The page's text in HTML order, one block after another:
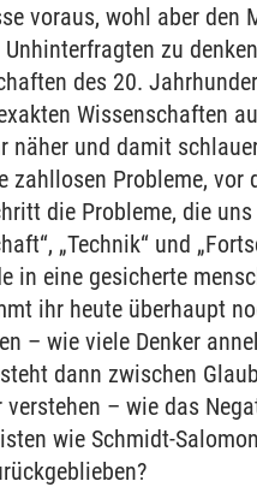
voraus, wohl aber den
zu
des 20.
Wissenschaften
näher und damit
zahllosen Probleme,
die Probleme, die
„Technik“ und
in eine gesicherte
ihr heute überhaupt
– wie viele Denker
dann zwischen
– wie das
wie Schmidt-